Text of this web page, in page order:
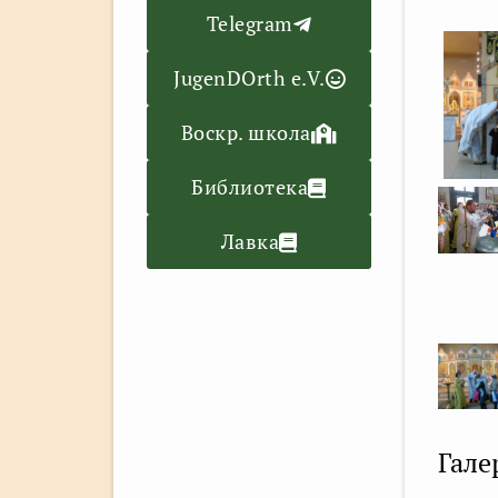
Telegram
JugenDOrth e.V.
Воскр. школа
Библиотека
Лавка